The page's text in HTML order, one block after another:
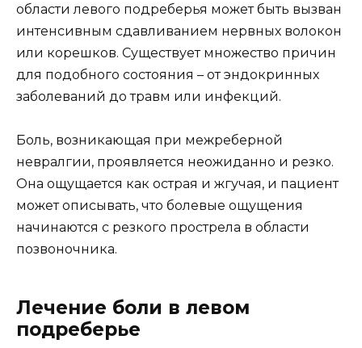
области левого подреберья может быть вызван
интенсивным сдавливанием нервных волокон
или корешков. Существует множество причин
для подобного состояния – от эндокринных
заболеваний до травм или инфекций.
Боль, возникающая при межреберной
невралгии, проявляется неожиданно и резко.
Она ощущается как острая и жгучая, и пациент
может описывать, что болевые ощущения
начинаются с резкого прострела в области
позвоночника.
Лечение боли в левом
подреберье